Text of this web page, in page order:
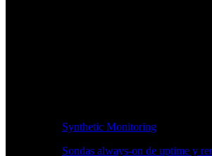
Synthetic Monitoring
Sondas always-on de uptime y